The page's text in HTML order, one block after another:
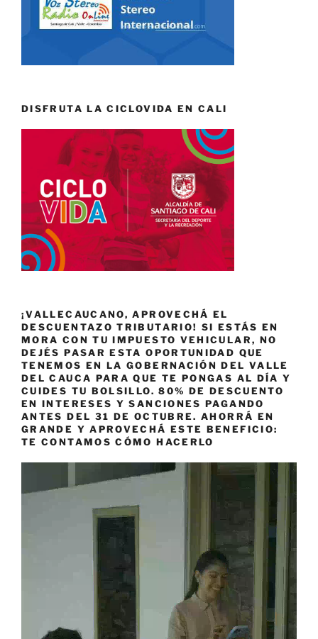
DISFRUTA LA CICLOVIDA EN CALI
¡VALLECAUCANO, APROVECHÁ EL
DESCUENTAZO TRIBUTARIO! SI ESTÁS EN
MORA CON TU IMPUESTO VEHICULAR, NO
DEJÉS PASAR ESTA OPORTUNIDAD QUE
TENEMOS EN LA GOBERNACIÓN DEL VALLE
DEL CAUCA PARA QUE TE PONGAS AL DÍA Y
CUIDES TU BOLSILLO. 80% DE DESCUENTO
EN INTERESES Y SANCIONES PAGANDO
ANTES DEL 31 DE OCTUBRE. AHORRÁ EN
GRANDE Y APROVECHÁ ESTE BENEFICIO:
TE CONTAMOS CÓMO HACERLO